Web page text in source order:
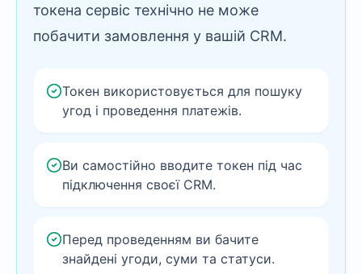
токена сервіс технічно не може
побачити замовлення у вашій CRM.
Токен використовується для пошуку
угод і проведення платежів.
Ви самостійно вводите токен під час
підключення своєї CRM.
Перед проведенням ви бачите
знайдені угоди, суми та статуси.